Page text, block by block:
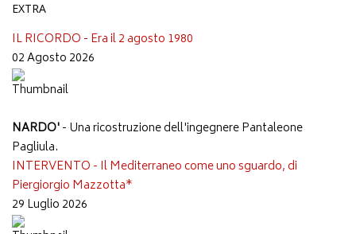
EXTRA
IL RICORDO - Era il 2 agosto 1980
02 Agosto 2026
NARDO'- Una ricostruzione dell'ingegnere Pantaleone
Pagliula.
INTERVENTO - Il Mediterraneo come uno sguardo, di
Piergiorgio Mazzotta*
29 Luglio 2026